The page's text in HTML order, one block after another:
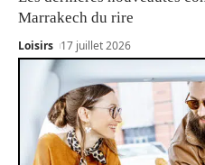
Marrakech du rire
Loisirs 17 juillet 2026